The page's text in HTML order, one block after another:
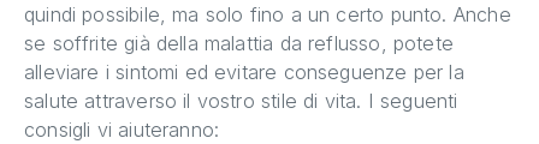
quindi possibile, ma solo fino a un certo punto. Anche
se soffrite già della malattia da reflusso, potete
alleviare i sintomi ed evitare conseguenze per la
salute attraverso il vostro stile di vita. I seguenti
consigli vi aiuteranno: